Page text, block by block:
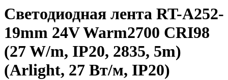
Светодиодная лента RT-A252-
19mm 24V Warm2700 CRI98
(27 W/m, IP20, 2835, 5m)
(Arlight, 27 Вт/м, IP20)